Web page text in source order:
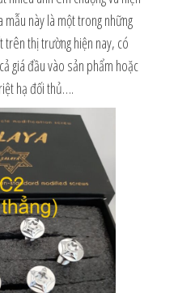
mẫu này là một trong những
trên thị trường hiện nay, có
giá đầu vào sản phẩm hoặc
hạ đối thủ….